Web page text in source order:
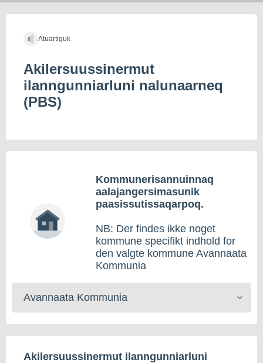
Atuartiguk
Akilersuussinermut
ilanngunniarluni nalunaarneq
(PBS)
Kommunerisannuinnaq
aalajangersimasunik
paasissutissaqarpoq.
NB: Der findes ikke noget
kommune specifikt indhold for
den valgte kommune Avannaata
Kommunia
Kommunerisat
toqqaruk
Akilersuussinermut ilanngunniarluni